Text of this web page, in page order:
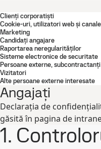
Clienți corporatiști
Cookie-uri, utilizatori web și
Marketing
Candidați angajare
Raportarea neregularităților
Sisteme electronice de securitate
Persoane externe,
Vizitatori
Alte persoane externe interesate
Angajați
Declarația de
găsită în pagina de
1.